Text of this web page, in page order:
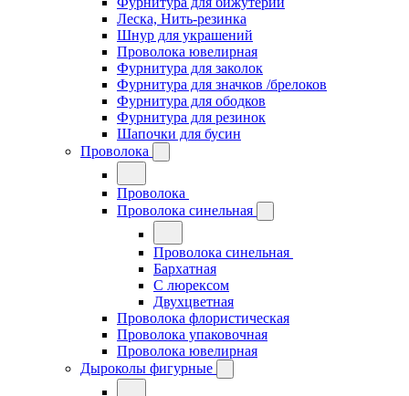
Леска, Нить-резинка
Шнур для украшений
Проволока ювелирная
Фурнитура для заколок
Фурнитура для значков /брелоков
Фурнитура для ободков
Фурнитура для резинок
Шапочки для бусин
Проволока
Проволока
Проволока синельная
Проволока синельная
Бархатная
С люрексом
Двухцветная
Проволока флористическая
Проволока упаковочная
Проволока ювелирная
Дыроколы фигурные